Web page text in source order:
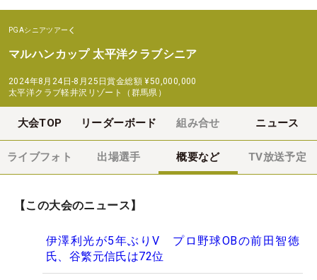
PGAシニアツアー
マルハンカップ 太平洋クラブシニア
2024年8月24日-8月25日賞金総額 ¥50,000,000
太平洋クラブ軽井沢リゾート（群馬県）
大会TOP リーダーボード 組み合せ ニュース
ライブフォト 出場選手 概要など TV放送予定
【この大会のニュース】
伊澤利光が5年ぶりV プロ野球OBの前田智徳
氏、谷繁元信氏は72位